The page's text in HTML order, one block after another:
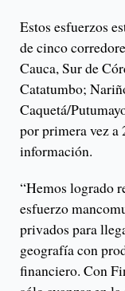
Estos esfuerzos
de cinco
Cauca, Sur de
Catatumbo;
Caquetá/
por primera vez a
información.
“Hemos logrado
esfuerzo
privados para
geografía con
financiero. Con